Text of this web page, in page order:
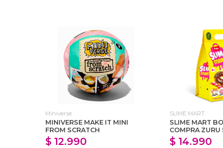
Miniverse
MINIVERSE MAKE IT MINI
FROM SCRATCH
$ 12.990
SLIME MART
SLIME MART
COMPRA ZURU
$ 14.990